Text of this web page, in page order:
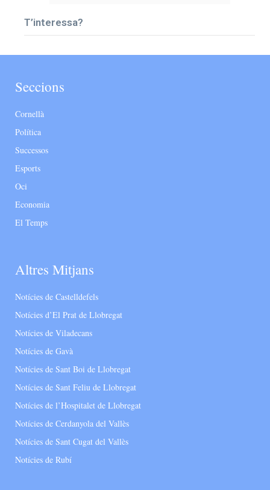
T’interessa?
Seccions
Cornellà
Política
Successos
Esports
Oci
Economia
El Temps
Altres Mitjans
Notícies de Castelldefels
Notícies d’El Prat de Llobregat
Notícies de Viladecans
Notícies de Gavà
Notícies de Sant Boi de Llobregat
Notícies de Sant Feliu de Llobregat
Notícies de l’Hospitalet de Llobregat
Notícies de Cerdanyola del Vallès
Notícies de Sant Cugat del Vallès
Notícies de Rubí